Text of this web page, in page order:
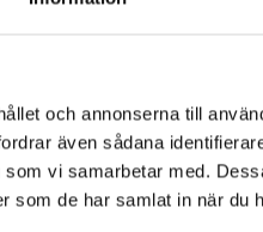
och annonserna till
även sådana
vi samarbetar med.
som de har samlat in när du